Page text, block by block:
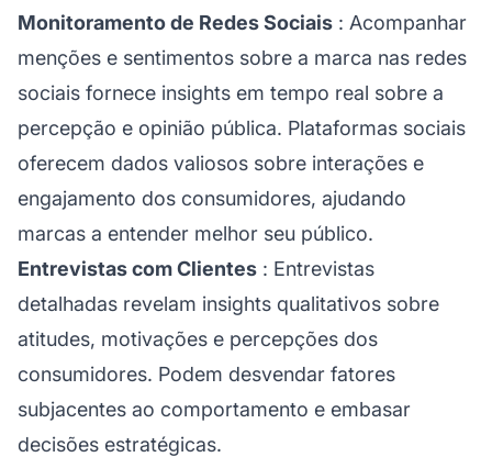
Monitoramento de Redes Sociais : Acompanhar
menções e sentimentos sobre a marca nas redes
sociais fornece insights em tempo real sobre a
percepção e opinião pública. Plataformas sociais
oferecem dados valiosos sobre interações e
engajamento dos consumidores, ajudando
marcas a entender melhor seu público.
Entrevistas com Clientes : Entrevistas
detalhadas revelam insights qualitativos sobre
atitudes, motivações e percepções dos
consumidores. Podem desvendar fatores
subjacentes ao comportamento e embasar
decisões estratégicas.